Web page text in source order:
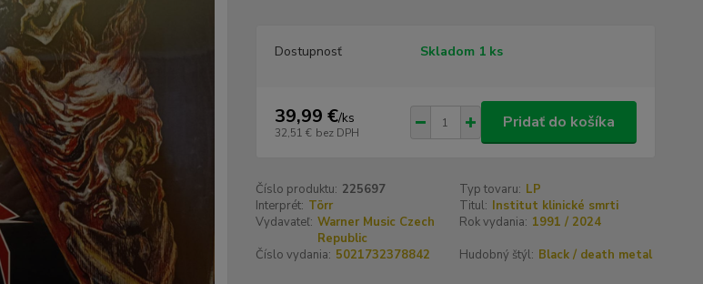
Dostupnosť Skladom 1 ks
39,99 €/ks
32,51 € bez DPH
Pridať do košíka
Číslo produktu: 225697 Typ tovaru: LP
Interprét: Törr Titul: Institut klinické smrti
Vydavateľ: Warner Music Czech
Republic
Rok vydania: 1991 / 2024
Číslo vydania: 5021732378842 Hudobný štýl: Black / death metal